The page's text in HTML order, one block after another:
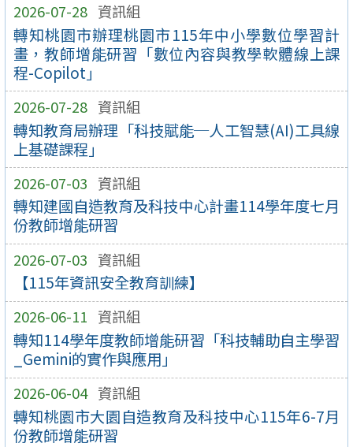
2026-07-28 資訊組
轉知桃園市辦理桃園市115年中小學數位學習計
畫，教師增能研習「數位內容與教學軟體線上課
程-Copilot」
2026-07-28 資訊組
轉知教育局辦理「科技賦能─人工智慧(AI)工具線
上基礎課程」
2026-07-03 資訊組
轉知建國自造教育及科技中心計畫114學年度七月
份教師增能研習
2026-07-03 資訊組
【115年資訊安全教育訓練】
2026-06-11 資訊組
轉知114學年度教師增能研習「科技輔助自主學習
_Gemini的實作與應用」
2026-06-04 資訊組
轉知桃園市大園自造教育及科技中心115年6-7月
份教師增能研習